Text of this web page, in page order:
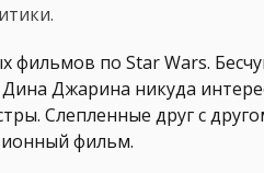
фильмов по Star Wars.
Джарина никуда
Слепленные друг с
фильм.